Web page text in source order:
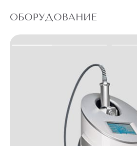
ОБОРУДОВАНИЕ